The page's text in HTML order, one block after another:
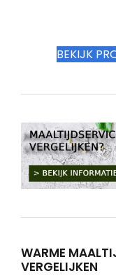
BEKIJK
WARME
VERGELIJKEN